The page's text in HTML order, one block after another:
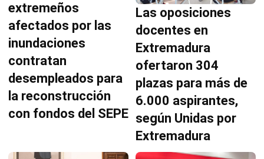
extremeños
afectados por las
inundaciones
contratan
desempleados para
la reconstrucción
con fondos del SEPE
Las oposiciones
docentes en
Extremadura
ofertaron 304
plazas para más de
6.000 aspirantes,
según Unidas por
Extremadura